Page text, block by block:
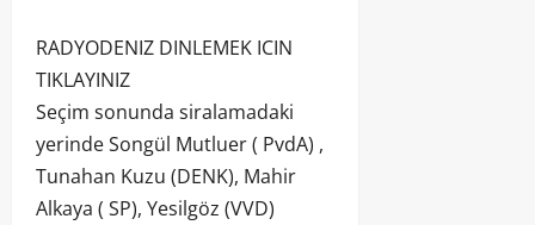
RADYODENIZ DINLEMEK ICIN
TIKLAYINIZ
Seçim sonunda siralamadaki
yerinde Songül Mutluer ( PvdA) ,
Tunahan Kuzu (DENK), Mahir
Alkaya ( SP), Yesilgöz (VVD)